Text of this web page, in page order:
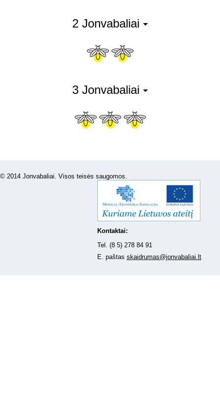
2 Jonvabaliai
3 Jonvabaliai
© 2014 Jonvabaliai. Visos teisės saugomos.
Kontaktai:
Tel. (8 5) 278 84 91
E. paštas skaidrumas@jonvabaliai.lt